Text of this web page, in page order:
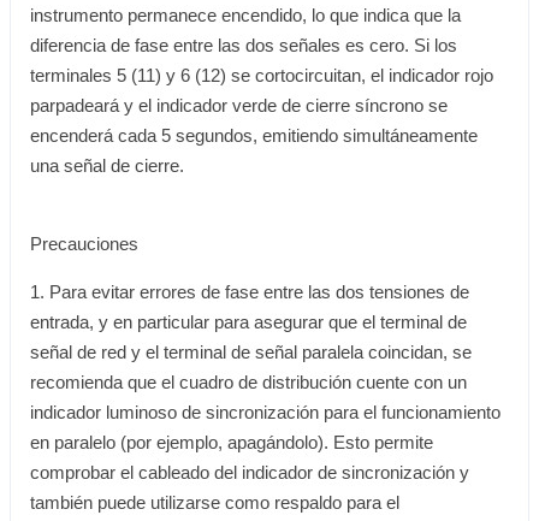
instrumento permanece encendido, lo que indica que la
diferencia de fase entre las dos señales es cero. Si los
terminales 5 (11) y 6 (12) se cortocircuitan, el indicador rojo
parpadeará y el indicador verde de cierre síncrono se
encenderá cada 5 segundos, emitiendo simultáneamente
una señal de cierre.
Precauciones
1. Para evitar errores de fase entre las dos tensiones de
entrada, y en particular para asegurar que el terminal de
señal de red y el terminal de señal paralela coincidan, se
recomienda que el cuadro de distribución cuente con un
indicador luminoso de sincronización para el funcionamiento
en paralelo (por ejemplo, apagándolo). Esto permite
comprobar el cableado del indicador de sincronización y
también puede utilizarse como respaldo para el